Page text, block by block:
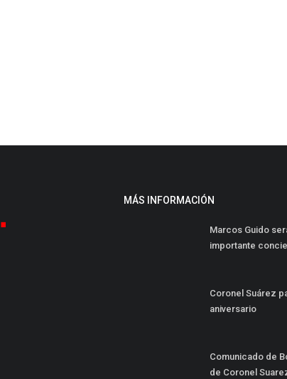
MÁS INFORMACIÓN
Marcos Guido
importante
Coronel Suárez
aniversario
Comunicado de
de Coronel